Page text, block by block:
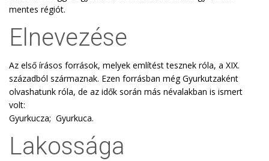
mentes régiót.
Elnevezése
Az első írásos források, melyek említést tesznek róla, a XIX.
századból származnak. Ezen forrásban még Gyurkutzaként
olvashatunk róla, de az idők során más névalakban is ismert
volt:
Gyurkucza; Gyurkuca.
Lakossága